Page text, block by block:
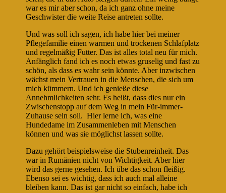
war es mir aber schon, da ich ganz ohne meine
Geschwister die weite Reise antreten sollte.
Und was soll ich sagen, ich habe hier bei meiner
Pflegefamilie einen warmen und trockenen Schlafplatz
und regelmäßig Futter. Das ist alles total neu für mich.
Anfänglich fand ich es noch etwas gruselig und fast zu
schön, als dass es wahr sein könnte. Aber inzwischen
wächst mein Vertrauen in die Menschen, die sich um
mich kümmern. Und ich genieße diese
Annehmlichkeiten sehr. Es heißt, dass dies nur ein
Zwischenstopp auf dem Weg in mein Für-immer-
Zuhause sein soll. Hier lerne ich, was eine
Hundedame im Zusammenleben mit Menschen
können und was sie möglichst lassen sollte.
Dazu gehört beispielsweise die Stubenreinheit. Das
war in Rumänien nicht von Wichtigkeit. Aber hier
wird das gerne gesehen. Ich übe das schon fleißig.
Ebenso sei es wichtig, dass ich auch mal alleine
bleiben kann. Das ist gar nicht so einfach, habe ich